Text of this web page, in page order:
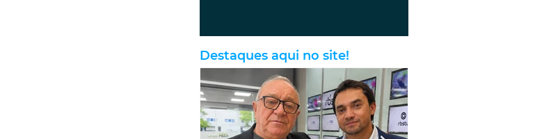
Destaques aqui no site!